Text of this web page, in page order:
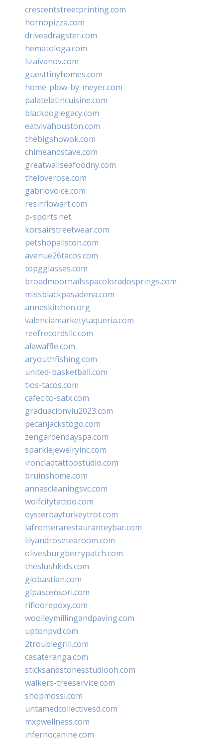
crescentstreetprinting.com
hornopizza.com
driveadragster.com
hematologa.com
lizaivanov.com
guesttinyhomes.com
home-plow-by-meyer.com
palatelatincuisine.com
blackdoglegacy.com
eatvivahouston.com
thebigshowok.com
chimeandstave.com
greatwallseafoodny.com
theloverose.com
gabriovoice.com
resinflowart.com
p-sports.net
korsairstreetwear.com
petshopallston.com
avenue26tacos.com
topgglasses.com
broadmoornailsspacoloradosprings.com
missblackpasadena.com
anneskitchen.org
valenciamarketytaqueria.com
reefrecordsllc.com
alawaffle.com
aryouthfishing.com
united-basketball.com
tios-tacos.com
cafecito-satx.com
graduacionviu2023.com
pecanjackstogo.com
zengardendayspa.com
sparklejewelryinc.com
ironcladtattoostudio.com
bruinshome.com
annascleaningsvc.com
wolfcitytattoo.com
oysterbayturkeytrot.com
lafronterarestauranteybar.com
lilyandrosetearoom.com
olivesburgberrypatch.com
theslushkids.com
giobastian.com
glpascensori.com
rifloorepoxy.com
woolleymillingandpaving.com
uptonpvd.com
2troublegrill.com
casateranga.com
sticksandstonesstudiooh.com
walkers-treeservice.com
shopmossi.com
untamedcollectivesd.com
mxpwellness.com
infernocanine.com